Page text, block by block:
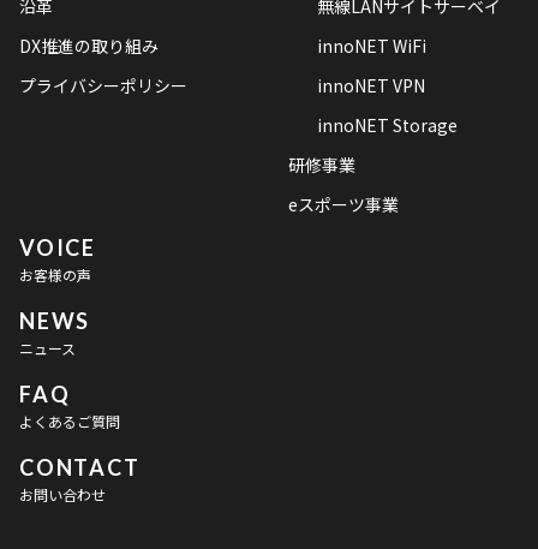
沿革
DX推進の取り組み
プライバシーポリシー
無線LANサイトサーベイ
innoNET WiFi
innoNET VPN
innoNET Storage
研修事業
eスポーツ事業
VOICE
お客様の声
NEWS
ニュース
FAQ
よくあるご質問
CONTACT
お問い合わせ